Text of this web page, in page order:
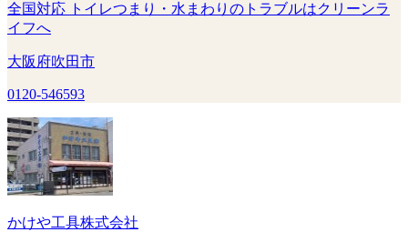
全国対応 トイレつまり・水まわりのトラブルはクリーンラ
イフへ
大阪府吹田市
0120-546593
かけや工具株式会社